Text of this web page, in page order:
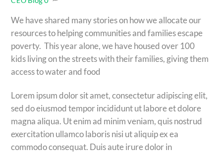
We have shared many stories on how we allocate our
resources to helping communities and families escape
poverty. This year alone, we have housed over 100
kids living on the streets with their families, giving them
access to water and food
Lorem ipsum dolor sit amet, consectetur adipiscing elit,
sed do eiusmod tempor incididunt ut labore et dolore
magna aliqua. Ut enim ad minim veniam, quis nostrud
exercitation ullamco laboris nisi ut aliquip ex ea
commodo consequat. Duis aute irure dolor in